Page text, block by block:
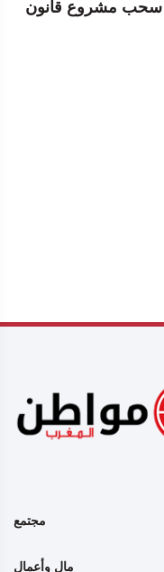
سحب مشروع قانون
مجتمع
مال وأعمال